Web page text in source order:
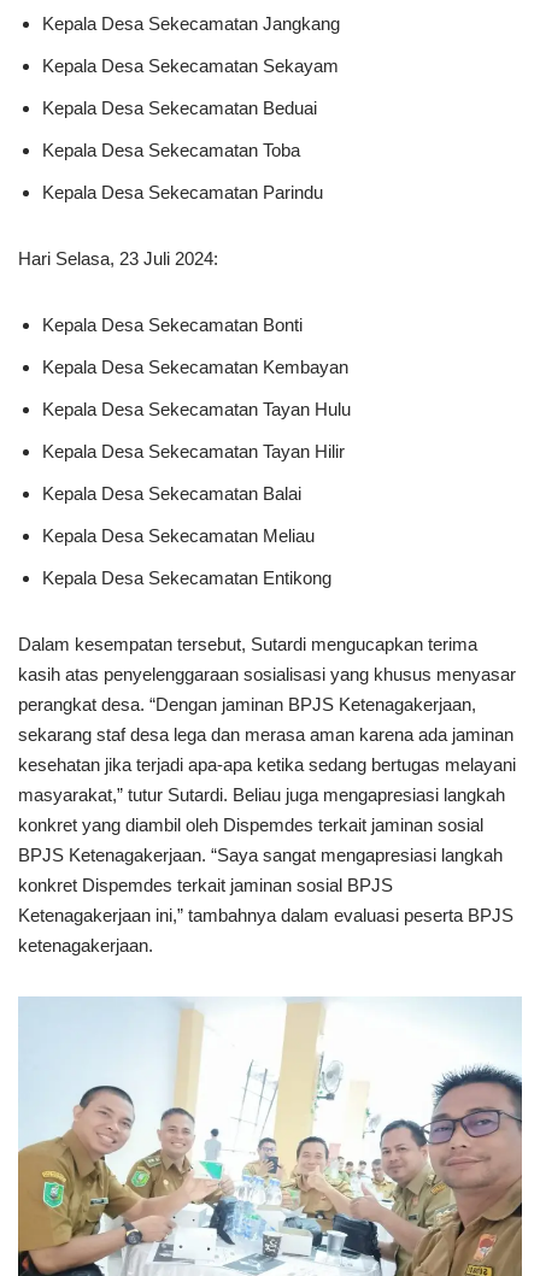
Kepala Desa Sekecamatan Jangkang
Kepala Desa Sekecamatan Sekayam
Kepala Desa Sekecamatan Beduai
Kepala Desa Sekecamatan Toba
Kepala Desa Sekecamatan Parindu
Hari Selasa, 23 Juli 2024:
Kepala Desa Sekecamatan Bonti
Kepala Desa Sekecamatan Kembayan
Kepala Desa Sekecamatan Tayan Hulu
Kepala Desa Sekecamatan Tayan Hilir
Kepala Desa Sekecamatan Balai
Kepala Desa Sekecamatan Meliau
Kepala Desa Sekecamatan Entikong
Dalam kesempatan tersebut, Sutardi mengucapkan terima
kasih atas penyelenggaraan sosialisasi yang khusus menyasar
perangkat desa. “Dengan jaminan BPJS Ketenagakerjaan,
sekarang staf desa lega dan merasa aman karena ada jaminan
kesehatan jika terjadi apa-apa ketika sedang bertugas melayani
masyarakat,” tutur Sutardi. Beliau juga mengapresiasi langkah
konkret yang diambil oleh Dispemdes terkait jaminan sosial
BPJS Ketenagakerjaan. “Saya sangat mengapresiasi langkah
konkret Dispemdes terkait jaminan sosial BPJS
Ketenagakerjaan ini,” tambahnya dalam evaluasi peserta BPJS
ketenagakerjaan.